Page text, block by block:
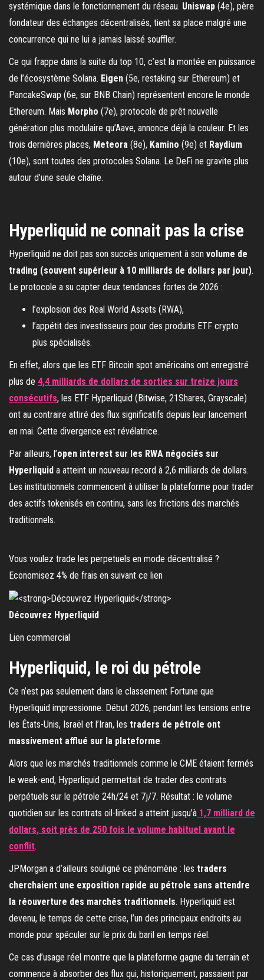
systémique dans le fonctionnement du réseau. Uniswap (4e), père
fondateur des échanges décentralisés, tient sa place malgré une
concurrence qui ne lui a jamais laissé souffler.
Ce qui frappe dans la suite du top 10, c’est la montée en puissance
de l’écosystème Solana. Eigen (5e, restaking sur Ethereum) et
PancakeSwap (6e, sur BNB Chain) représentent encore le monde
Ethereum. Mais Morpho (7e), protocole de prêt nouvelle
génération plus modulaire qu’Aave, annonce déjà la couleur. Et les
trois dernières places, Meteora (8e), Kamino (9e) et Raydium
(10e), sont toutes des protocoles Solana. Le DeFi ne gravite plus
autour d’une seule chaîne.
Hyperliquid ne connait pas la crise
Hyperliquid ne doit pas son succès uniquement à son volume de
trading (souvent supérieur à 10 milliards de dollars par jour).
Le protocole a su capter deux tendances fortes de 2026 :
l’explosion des Real World Assets (RWA),
l’appétit des investisseurs pour des produits ETF crypto
plus spécialisés.
En effet, alors que les ETF Bitcoin spot américains ont enregistré
plus de 4,4 milliards de dollars de sorties sur treize jours
consécutifs, les ETF Hyperliquid (Bitwise, 21Shares, Grayscale)
ont au contraire attiré des flux significatifs depuis leur lancement
en mai. Cette divergence est révélatrice.
Par ailleurs, l’open interest sur les RWA négociés sur
Hyperliquid a atteint un nouveau record à 2,6 milliards de dollars.
Les institutionnels commencent à utiliser la plateforme pour trader
des actifs tokenisés en continu, sans les frictions des marchés
traditionnels.
Vous voulez trade les perpetuels en mode décentralisé ?
Economisez 4% de frais en suivant ce lien
Découvrez Hyperliquid
Lien commercial
Hyperliquid, le roi du pétrole
Ce n’est pas seulement dans le classement Fortune que
Hyperliquid impressionne. Début 2026, pendant les tensions entre
les États-Unis, Israël et l’Iran, les traders de pétrole ont
massivement afflué sur la plateforme.
Alors que les marchés traditionnels comme le CME étaient fermés
le week-end, Hyperliquid permettait de trader des contrats
perpétuels sur le pétrole 24h/24 et 7j/7. Résultat : le volume
quotidien sur les contrats oil-linked a atteint jusqu’à 1,7 milliard de
dollars, soit près de 250 fois le volume habituel avant le
conflit.
JPMorgan a d’ailleurs souligné ce phénomène : les traders
cherchaient une exposition rapide au pétrole sans attendre
la réouverture des marchés traditionnels. Hyperliquid est
devenu, le temps de cette crise, l’un des principaux endroits au
monde pour spéculer sur le prix du baril en temps réel.
Ce cas d’usage réel montre que la plateforme gagne du terrain et
commence à absorber des flux qui, historiquement, passaient par